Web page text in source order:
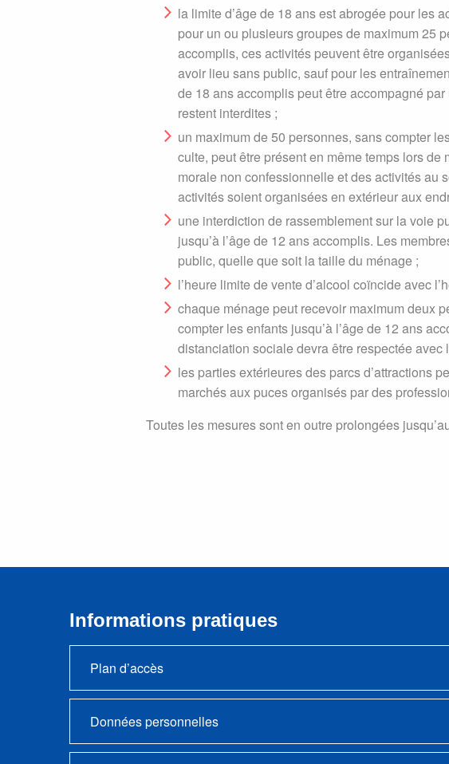
la limite d’âge de 18 ans est abrogée pour les
pour un ou plusieurs groupes de maximum 25
accomplis, ces activités peuvent être
avoir lieu sans public, sauf pour les
de 18 ans accomplis peut être accompagné
restent interdites ;
un maximum de 50 personnes, sans compter
culte, peut être présent en même temps lors de
morale non confessionnelle et des activités au
activités soient organisées en extérieur aux
une interdiction de rassemblement sur la voie
jusqu’à l’âge de 12 ans accomplis. Les
public, quelle que soit la taille du ménage ;
l’heure limite de vente d’alcool coïncide avec
chaque ménage peut recevoir maximum deux
compter les enfants jusqu’à l’âge de 12 ans
distanciation sociale devra être respectée
les parties extérieures des parcs d’attractions
marchés aux puces organisés par des
Toutes les mesures sont en outre prolongées
Informations pratiques
Plan d’accès
Données personnelles